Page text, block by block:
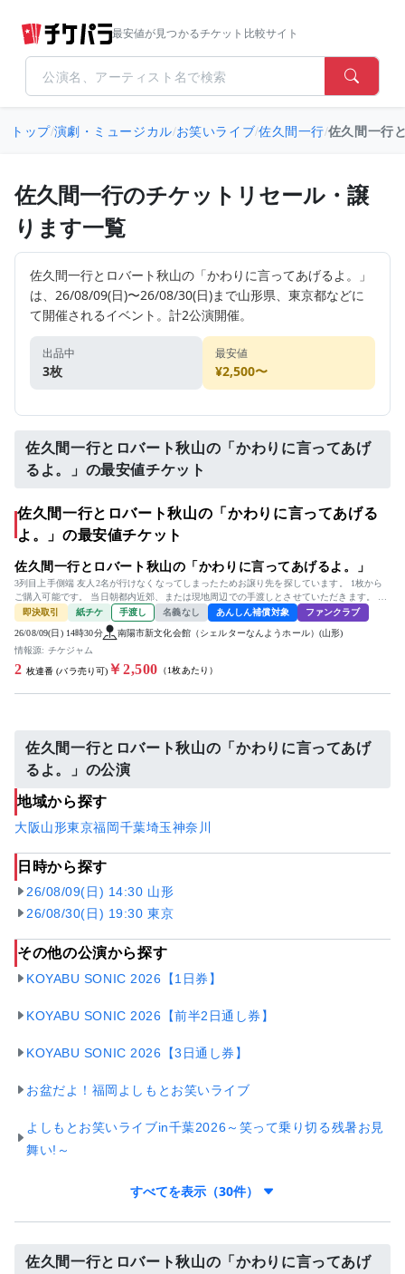
最安値が見つかるチケット比較サイト
トップ/演劇・ミュージカル/お笑いライブ/佐久間一行/佐久間一行
佐久間一行のチケットリセール・譲
ります一覧
佐久間一行とロバート秋山の「かわりに言ってあげるよ。」
は、26/08/09(日)〜26/08/30(日)まで山形県、東京都などに
て開催されるイベント。計2公演開催。
出品中
3枚
最安値
¥2,500〜
佐久間一行とロバート秋山の「かわりに言ってあげ
るよ。」の最安値チケット
佐久間一行とロバート秋山の「かわりに言ってあげる
よ。」の最安値チケット
佐久間一行とロバート秋山の「かわりに言ってあげるよ。」
3列目上手側端 友人2名が行けなくなってしまったためお譲り先を探しています。 1枚から
ご購入可能です。 当日朝都内近郊、または現地周辺での手渡しとさせていただきます。 よ
ろしくお願いいたします。
即決取引 紙チケ 手渡し 名義なし あんしん補償対象 ファンクラブ
26/08/09(日) 14時30分
南陽市新文化会館（シェルターなんようホール）(山形)
情報源: チケジャム
2 枚連番 (バラ売り可) ￥2,500 （1枚あたり）
佐久間一行とロバート秋山の「かわりに言ってあげ
るよ。」の公演
地域から探す
大阪山形東京福岡千葉埼玉神奈川
日時から探す
26/08/09(日) 14:30 山形
26/08/30(日) 19:30 東京
その他の公演から探す
KOYABU SONIC 2026【1日券】
KOYABU SONIC 2026【前半2日通し券】
KOYABU SONIC 2026【3日通し券】
お盆だよ！福岡よしもとお笑いライブ
よしもとお笑いライブin千葉2026～笑って乗り切る残暑お見
舞い!～
すべてを表示（30件）
佐久間一行とロバート秋山の「かわりに言ってあげ